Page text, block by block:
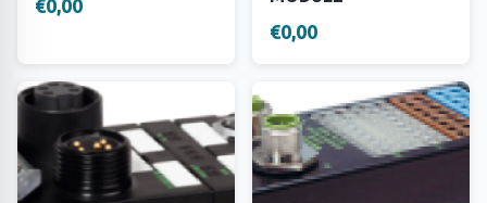
€0,00
€0,00